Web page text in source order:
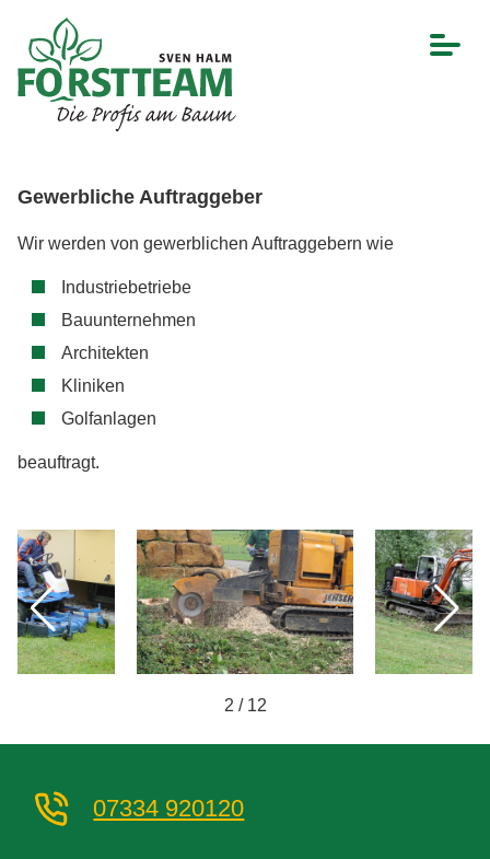
Gewerbliche Auftraggeber
Wir werden von gewerblichen Auftraggebern wie
Industriebetriebe
Bauunternehmen
Architekten
Kliniken
Golfanlagen
beauftragt.
2 / 12
07334 920120